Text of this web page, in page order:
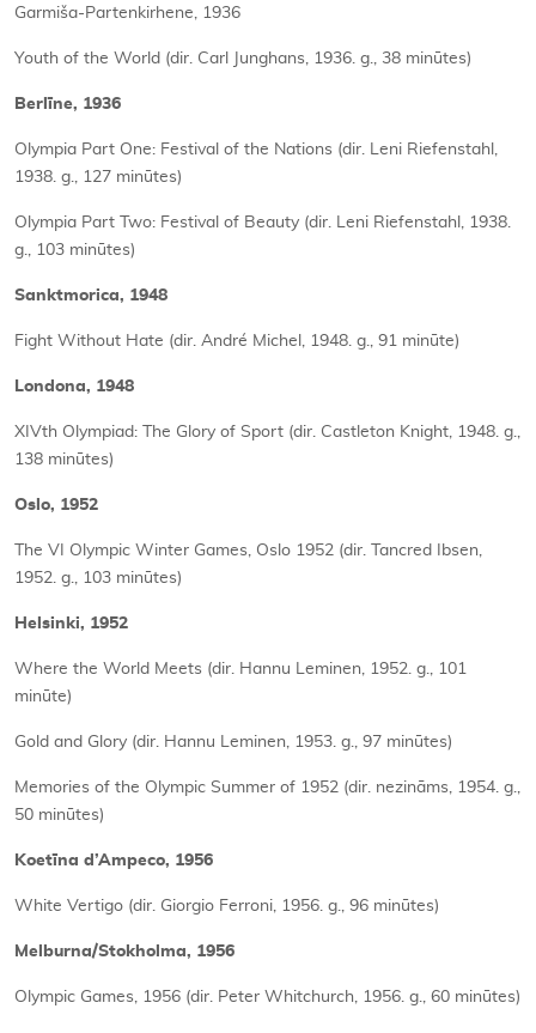
Garmiša-Partenkirhene, 1936
Youth of the World (dir. Carl Junghans, 1936. g., 38 minūtes)
Berlīne, 1936
Olympia Part One: Festival of the Nations (dir. Leni Riefenstahl,
1938. g., 127 minūtes)
Olympia Part Two: Festival of Beauty (dir. Leni Riefenstahl, 1938.
g., 103 minūtes)
Sanktmorica, 1948
Fight Without Hate (dir. André Michel, 1948. g., 91 minūte)
Londona, 1948
XIVth Olympiad: The Glory of Sport (dir. Castleton Knight, 1948. g.,
138 minūtes)
Oslo, 1952
The VI Olympic Winter Games, Oslo 1952 (dir. Tancred Ibsen,
1952. g., 103 minūtes)
Helsinki, 1952
Where the World Meets (dir. Hannu Leminen, 1952. g., 101
minūte)
Gold and Glory (dir. Hannu Leminen, 1953. g., 97 minūtes)
Memories of the Olympic Summer of 1952 (dir. nezināms, 1954. g.,
50 minūtes)
Koetīna d’Ampeco, 1956
White Vertigo (dir. Giorgio Ferroni, 1956. g., 96 minūtes)
Melburna/Stokholma, 1956
Olympic Games, 1956 (dir. Peter Whitchurch, 1956. g., 60 minūtes)